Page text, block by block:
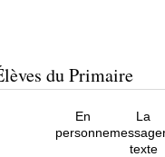
du Primaire
En
personne
La
texte